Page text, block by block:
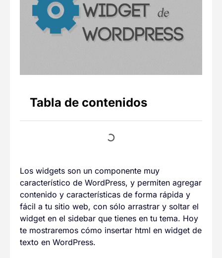
Tabla de contenidos
Los widgets son un componente muy
característico de WordPress, y permiten agregar
contenido y características de forma rápida y
fácil a tu sitio web, con sólo arrastrar y soltar el
widget en el sidebar que tienes en tu tema. Hoy
te mostraremos cómo insertar html en widget de
texto en WordPress.